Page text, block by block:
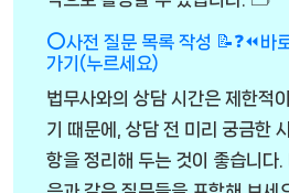
⭕사전 질문 목록 작성 📝❓⏪바
가기(누르세요)
법무사와의 상담 시간은 제한적이
기 때문에, 상담 전 미리 궁금한
항을 정리해 두는 것이 좋습니다.